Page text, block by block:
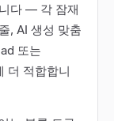
다 — 각 잠재
, AI 생성 맞춤
또는
더 적합합니